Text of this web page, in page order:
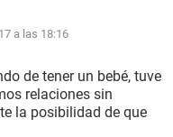
a las 18:16
de tener un bebé, tuve
relaciones sin
la posibilidad de que